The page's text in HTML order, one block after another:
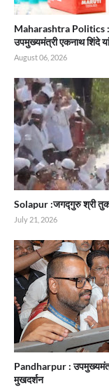
Maharashtra Politics
उपमुख्यमंत्री एकनाथ शिंदे
August 06, 2026
Solapur :जगद्गुरु श्री
July 21, 2026
Pandharpur :
मुखदर्शन